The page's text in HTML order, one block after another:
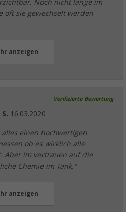
Noch nicht lange im
oft sie gewechselt werden
anzeigen
Verifizierte Bewertung
16.03.2020
einen hochwertigen
ob es wirklich alle
Aber im vertrauen auf die
Chemie im Tank."
anzeigen